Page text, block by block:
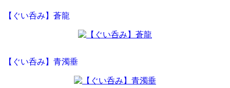
【ぐい呑み】蒼龍
【ぐい呑み】青濁垂